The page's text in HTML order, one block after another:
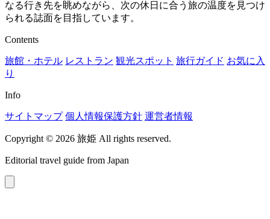
なる行き先を眺めながら、次の休日に合う旅の温度を見つけ
られる誌面を目指しています。
Contents
旅館・ホテル レストラン 観光スポット 旅行ガイド お気に入
り
Info
サイトマップ 個人情報保護方針 運営者情報
Copyright © 2026 旅姫 All rights reserved.
Editorial travel guide from Japan